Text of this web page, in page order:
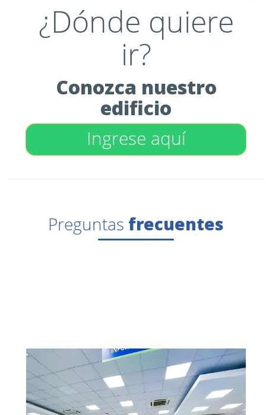
¿Dónde quiere
ir?
Conozca nuestro
edificio
Ingrese aquí
Preguntas frecuentes